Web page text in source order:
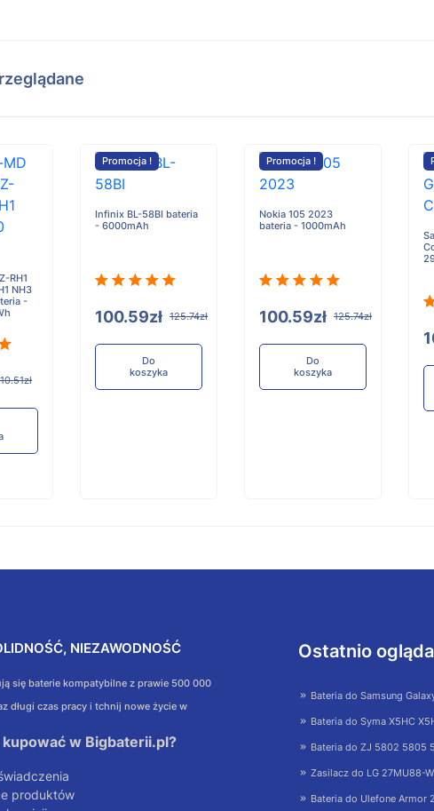
RH1
NH3
-
Promocja !
Infinix BL-58BI bateria
- 6000mAh
100.59zł 125.74zł
Do
koszyka
Promocja !
Nokia 105 2023
bateria - 1000mAh
100.59zł 125.74zł
Do
koszyka
NIEZAWODNOŚĆ
się baterie kompatybilne z prawie 500 000
długi czas pracy i tchnij nowe życie w
w Bigbaterii.pl?
produktów
Ostatnio
Bateria do Samsung
Bateria do Syma X5HC
Bateria do ZJ 5802 5805
Zasilacz do LG 27MU88-
Bateria do Ulefone Armor